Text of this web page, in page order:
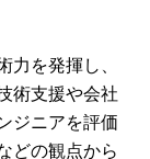
を発揮し、
術支援や会社
ジニアを評価
どの観点から